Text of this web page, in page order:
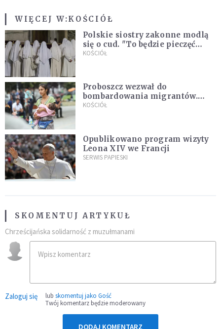
WIĘCEJ W:KOŚCIÓŁ
Polskie siostry zakonne modlą
się o cud. "To będzie pieczęć
Pana Boga dla naszej wiary"
KOŚCIÓŁ
Proboszcz wezwał do
bombardowania migrantów.
"Masowy ogień przeciwko
KOŚCIÓŁ
Opublikowano program wizyty
Leona XIV we Francji
SERWIS PAPIESKI
SKOMENTUJ ARTYKUŁ
Chrześcijańska solidarność z muzułmanami
Zaloguj się lub skomentuj jako Gość
Twój komentarz będzie moderowany
DODAJ KOMENTARZ